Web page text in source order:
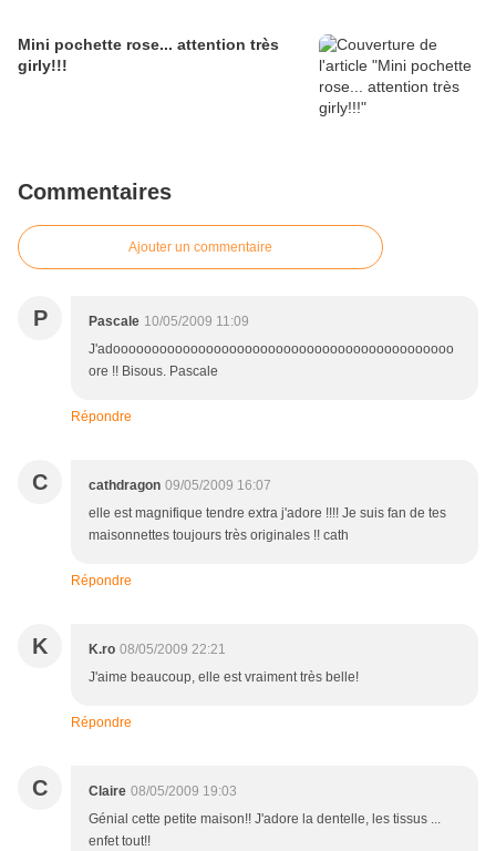
Mini pochette rose... attention très
girly!!!
Commentaires
Ajouter un commentaire
P Pascale 10/05/2009 11:09
J'adoooooooooooooooooooooooooooooooooooooooooooo
ore !! Bisous. Pascale
Répondre
C cathdragon 09/05/2009 16:07
elle est magnifique tendre extra j'adore !!!! Je suis fan de tes
maisonnettes toujours très originales !! cath
Répondre
K K.ro 08/05/2009 22:21
J'aime beaucoup, elle est vraiment très belle!
Répondre
C Claire 08/05/2009 19:03
Génial cette petite maison!! J'adore la dentelle, les tissus ...
enfet tout!!